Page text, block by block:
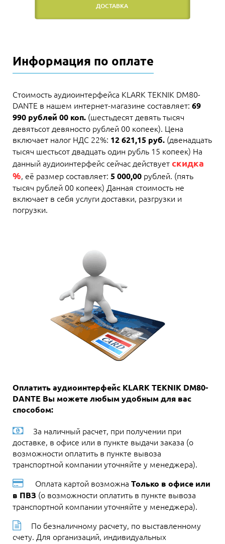
ДОСТАВКА
Информация по оплате
Стоимость аудиоинтерфейса KLARK TEKNIK DM80-
DANTE в нашем интернет-магазине составляет: 69
990 рублей 00 коп. (шестьдесят девять тысяч
девятьсот девяносто рублей 00 копеек). Цена
включает налог НДС 22%: 12 621,15 руб. (двенадцать
тысяч шестьсот двадцать один рубль 15 копеек) На
данный аудиоинтерфейс сейчас действуетскидка
%, её размер составляет: 5 000,00 рублей. (пять
тысяч рублей 00 копеек) Данная стоимость не
включает в себя услуги доставки, разгрузки и
погрузки.
Оплатить аудиоинтерфейс KLARK TEKNIK DM80-
DANTE Вы можете любым удобным для вас
способом:
За наличный расчет, при получении при
доставке, в офисе или в пункте выдачи заказа (о
возможности оплатить в пункте вывоза
транспортной компании уточняйте у менеджера).
Оплата картой возможна Только в офисе или
в ПВЗ (о возможности оплатить в пункте вывоза
транспортной компании уточняйте у менеджера).
По безналичному расчету, по выставленному
счету. Для организаций, индивидуальных